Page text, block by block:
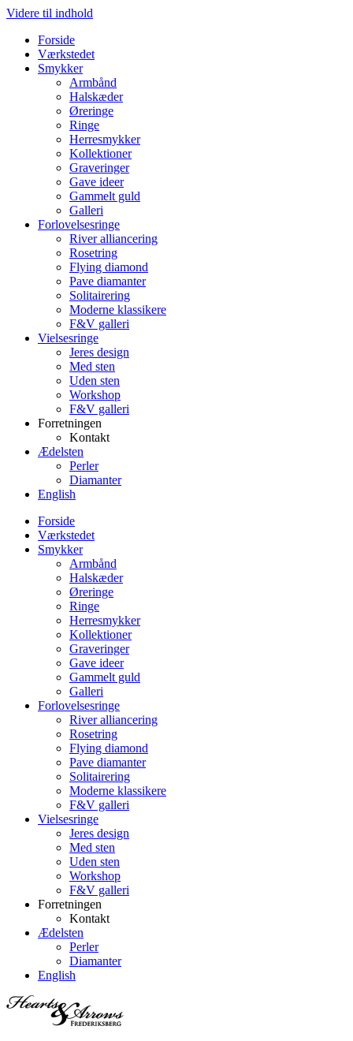
Videre til indhold
Forside
Værkstedet
Smykker
Armbånd
Halskæder
Øreringe
Ringe
Herresmykker
Kollektioner
Graveringer
Gave ideer
Gammelt guld
Galleri
Forlovelsesringe
River alliancering
Rosetring
Flying diamond
Pave diamanter
Solitairering
Moderne klassikere
F&V galleri
Vielsesringe
Jeres design
Med sten
Uden sten
Workshop
F&V galleri
Forretningen
Kontakt
Ædelsten
Perler
Diamanter
English
Forside
Værkstedet
Smykker
Armbånd
Halskæder
Øreringe
Ringe
Herresmykker
Kollektioner
Graveringer
Gave ideer
Gammelt guld
Galleri
Forlovelsesringe
River alliancering
Rosetring
Flying diamond
Pave diamanter
Solitairering
Moderne klassikere
F&V galleri
Vielsesringe
Jeres design
Med sten
Uden sten
Workshop
F&V galleri
Forretningen
Kontakt
Ædelsten
Perler
Diamanter
English